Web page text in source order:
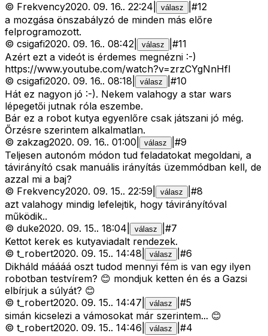
© Frekvency2020. 09. 16.. 22:24 válasz #12
a mozgása önszabályzó de minden más előre
felprogramozott.
© csigafi2020. 09. 16.. 08:42 válasz #11
Azért ezt a videót is érdemes megnézni :-)
https://www.youtube.com/watch?v=zrzCYgNnHfI
© csigafi2020. 09. 16.. 08:18 válasz #10
Hát ez nagyon jó :-). Nekem valahogy a star wars
lépegetői jutnak róla eszembe.
Bár ez a robot kutya egyenlőre csak játszani jó még.
Őrzésre szerintem alkalmatlan.
© zakzag2020. 09. 16.. 01:00 válasz #9
Teljesen autonóm módon tud feladatokat megoldani, a
távirányító csak manuális irányítás üzemmódban kell, de
azzal mi a baj?
© Frekvency2020. 09. 15.. 22:59 válasz #8
azt valahogy mindig lefelejtik, hogy távirányítóval
működik..
© duke2020. 09. 15.. 18:04 válasz #7
Kettot kerek es kutyaviadalt rendezek.
© t_robert2020. 09. 15.. 14:48 válasz #6
Dikháld máááá oszt tudod mennyi fém is van egy ilyen
robotban testvírem? 😊 mondjuk ketten én és a Gazsi
elbírjuk a súlyát? 😊
© t_robert2020. 09. 15.. 14:47 válasz #5
simán kicselezi a vámosokat már szerintem... 😊
© t_robert2020. 09. 15.. 14:46 válasz #4